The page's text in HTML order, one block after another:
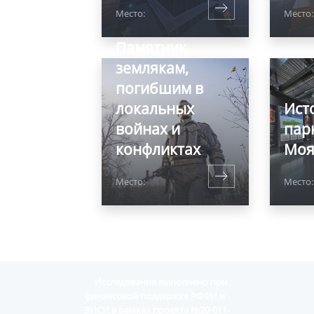
Место: Место:
землякам,
погибшим в
локальных
войнах и
конфликтах
Место:
Моя